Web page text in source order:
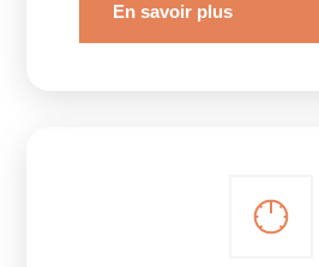
En savoir plus